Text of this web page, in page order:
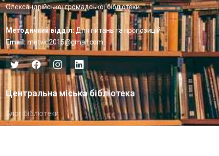
Олександрійської громадської бібліотеки
Методичний відділ: Для питань та пропозицій
Email: metvid2015@gmail.com
Центральна міська бібліотека
Блог бібліотеки